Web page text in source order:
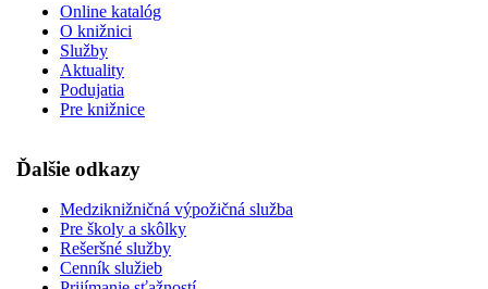
Online katalóg
O knižnici
Služby
Aktuality
Podujatia
Pre knižnice
Ďalšie odkazy
Medziknižničná výpožičná služba
Pre školy a skôlky
Rešeršné služby
Cenník služieb